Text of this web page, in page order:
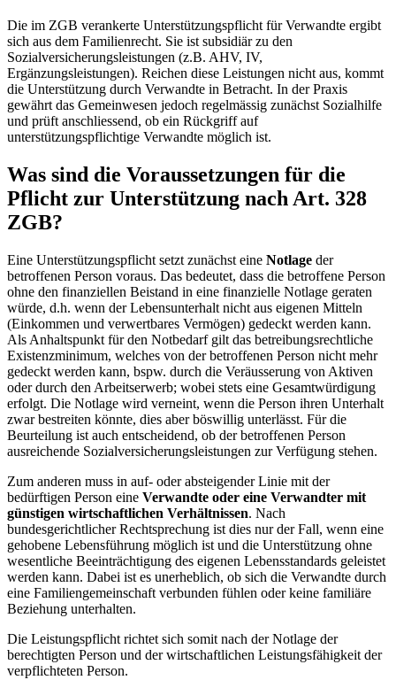
Die im ZGB verankerte Unterstützungspflicht für Verwandte ergibt
sich aus dem Familienrecht. Sie ist subsidiär zu den
Sozialversicherungsleistungen (z.B. AHV, IV,
Ergänzungsleistungen). Reichen diese Leistungen nicht aus, kommt
die Unterstützung durch Verwandte in Betracht. In der Praxis
gewährt das Gemeinwesen jedoch regelmässig zunächst Sozialhilfe
und prüft anschliessend, ob ein Rückgriff auf
unterstützungspflichtige Verwandte möglich ist.
Was sind die Voraussetzungen für die
Pflicht zur Unterstützung nach Art. 328
ZGB?
Eine Unterstützungspflicht setzt zunächst eine Notlage der
betroffenen Person voraus. Das bedeutet, dass die betroffene Person
ohne den finanziellen Beistand in eine finanzielle Notlage geraten
würde, d.h. wenn der Lebensunterhalt nicht aus eigenen Mitteln
(Einkommen und verwertbares Vermögen) gedeckt werden kann.
Als Anhaltspunkt für den Notbedarf gilt das betreibungsrechtliche
Existenzminimum, welches von der betroffenen Person nicht mehr
gedeckt werden kann, bspw. durch die Veräusserung von Aktiven
oder durch den Arbeitserwerb; wobei stets eine Gesamtwürdigung
erfolgt. Die Notlage wird verneint, wenn die Person ihren Unterhalt
zwar bestreiten könnte, dies aber böswillig unterlässt. Für die
Beurteilung ist auch entscheidend, ob der betroffenen Person
ausreichende Sozialversicherungsleistungen zur Verfügung stehen.
Zum anderen muss in auf- oder absteigender Linie mit der
bedürftigen Person eine Verwandte oder eine Verwandter mit
günstigen wirtschaftlichen Verhältnissen. Nach
bundesgerichtlicher Rechtsprechung ist dies nur der Fall, wenn eine
gehobene Lebensführung möglich ist und die Unterstützung ohne
wesentliche Beeinträchtigung des eigenen Lebensstandards geleistet
werden kann. Dabei ist es unerheblich, ob sich die Verwandte durch
eine Familiengemeinschaft verbunden fühlen oder keine familiäre
Beziehung unterhalten.
Die Leistungspflicht richtet sich somit nach der Notlage der
berechtigten Person und der wirtschaftlichen Leistungsfähigkeit der
verpflichteten Person.